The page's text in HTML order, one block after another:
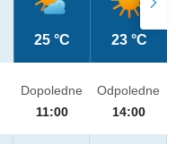
25 °C 23 °C
Dopoledne
11:00
Odpoledne
14:00